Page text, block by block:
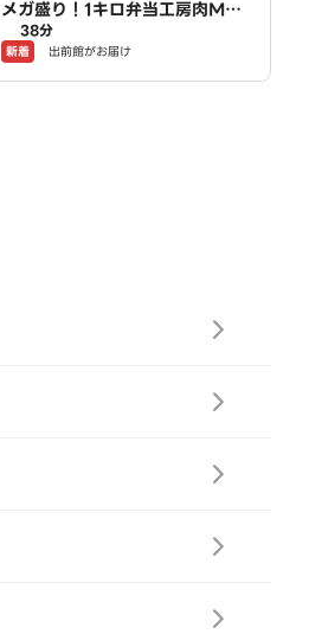
メガ盛り！1キロ弁当工房肉MA
X！大盛りからあげお弁当 小木
西店
38分
新着 出前館がお届け